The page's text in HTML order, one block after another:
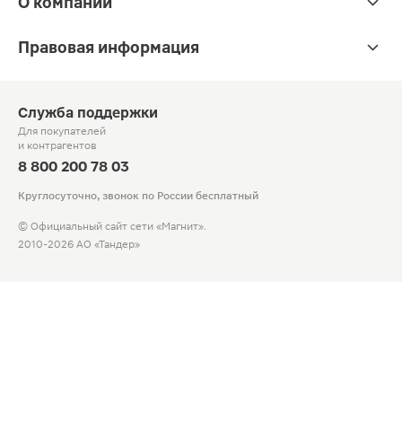
Правовая информация
Служба поддержки
Для покупателей
и контрагентов
8 800 200 78 03
Круглосуточно, звонок по России бесплатный
© Официальный сайт сети «Магнит».
2010-2026 АО «Тандер»